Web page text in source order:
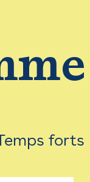
Menu
forts